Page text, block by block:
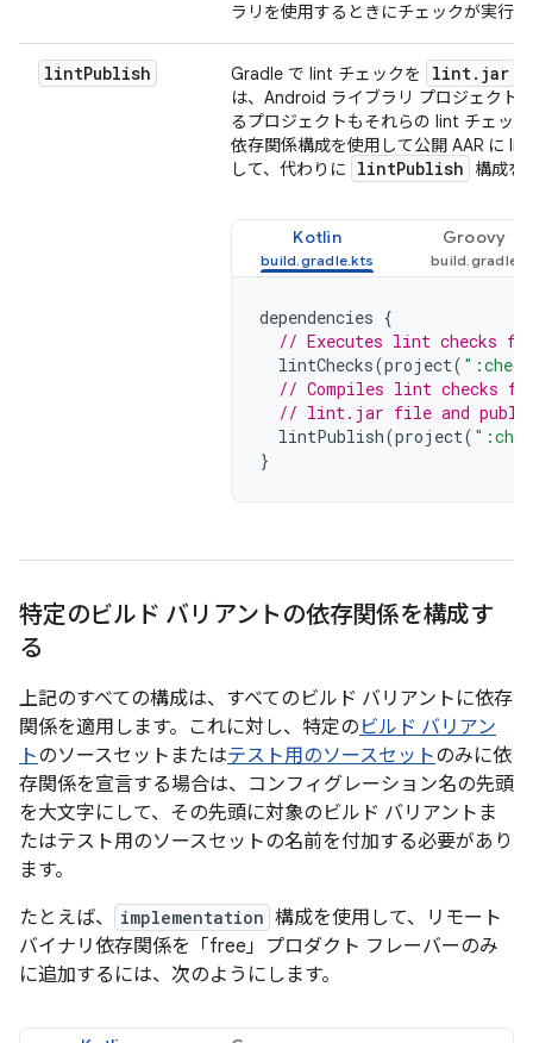
ラリを使用するときにチェックが実行
lintPublish Gradle で lint チェックを lint. jar
は、Android ライブラリ プロジェクト
るプロジェクトもそれらの lint チェッ
依存関係構成を使用して公開 AAR に
して、代わりに
lintPublish 構成を
Kotlin Groovy
dependencies {
// Executes lint checks
lintChecks(project(
// Compiles lint checks
// lint.jar file and
lintPublish(project(
}
特定のビルド バリアントの依存関係を構成す
る
上記のすべての構成は、すべてのビルド バリアントに依存
関係を適用します。これに対し、特定の ビルド バリアン
トのソースセットまたはテスト用のソースセットのみに依
存関係を宣言する場合は、コンフィグレーション名の先頭
を大文字にして、その先頭に対象のビルド バリアントま
たはテスト用のソースセットの名前を付加する必要があり
ます。
たとえば、
implementation 構成を使用して、リモート
バイナリ依存関係を「free」プロダクト フレーバーのみ
に追加するには、次のようにします。